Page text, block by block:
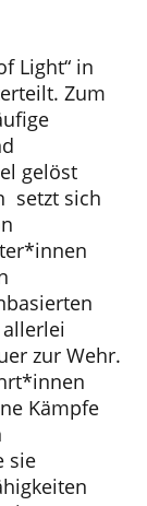
Light“ in
Zum
gelöst
setzt sich
zur Wehr.
Kämpfe
sie